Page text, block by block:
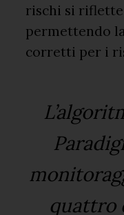
rischi si
permettendo
corretti per i
quattro